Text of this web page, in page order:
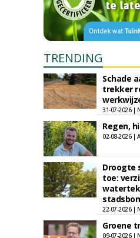
TRENDING
Schade
trekker
31-07-2026 |
Regen,
02-08-2026 |
Droogte
toe:
22-07-2026 |
Groene
09-07-2026 |